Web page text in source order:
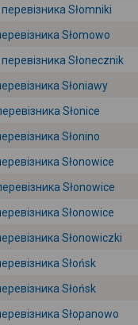
Słomniki
Słomowo
Słonecznik
Słoniawy
Słonice
Słonino
Słonowice
Słonowice
Słonowice
Słonowiczki
Słońsk
Słońsk
Słopanowo